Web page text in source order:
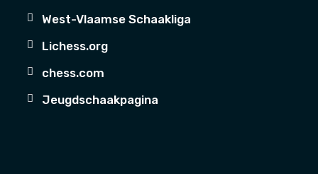
West-Vlaamse Schaakliga
Lichess.org
chess.com
Jeugdschaakpagina